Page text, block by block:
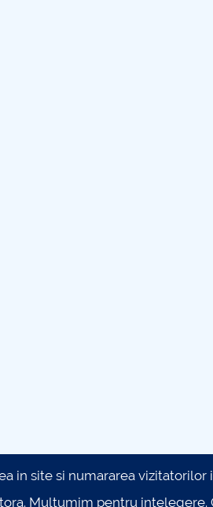
in site si numararea
Multumim pentru intelegere.